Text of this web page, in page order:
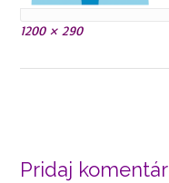
Plná
1200 × 290
Pridaj komentár